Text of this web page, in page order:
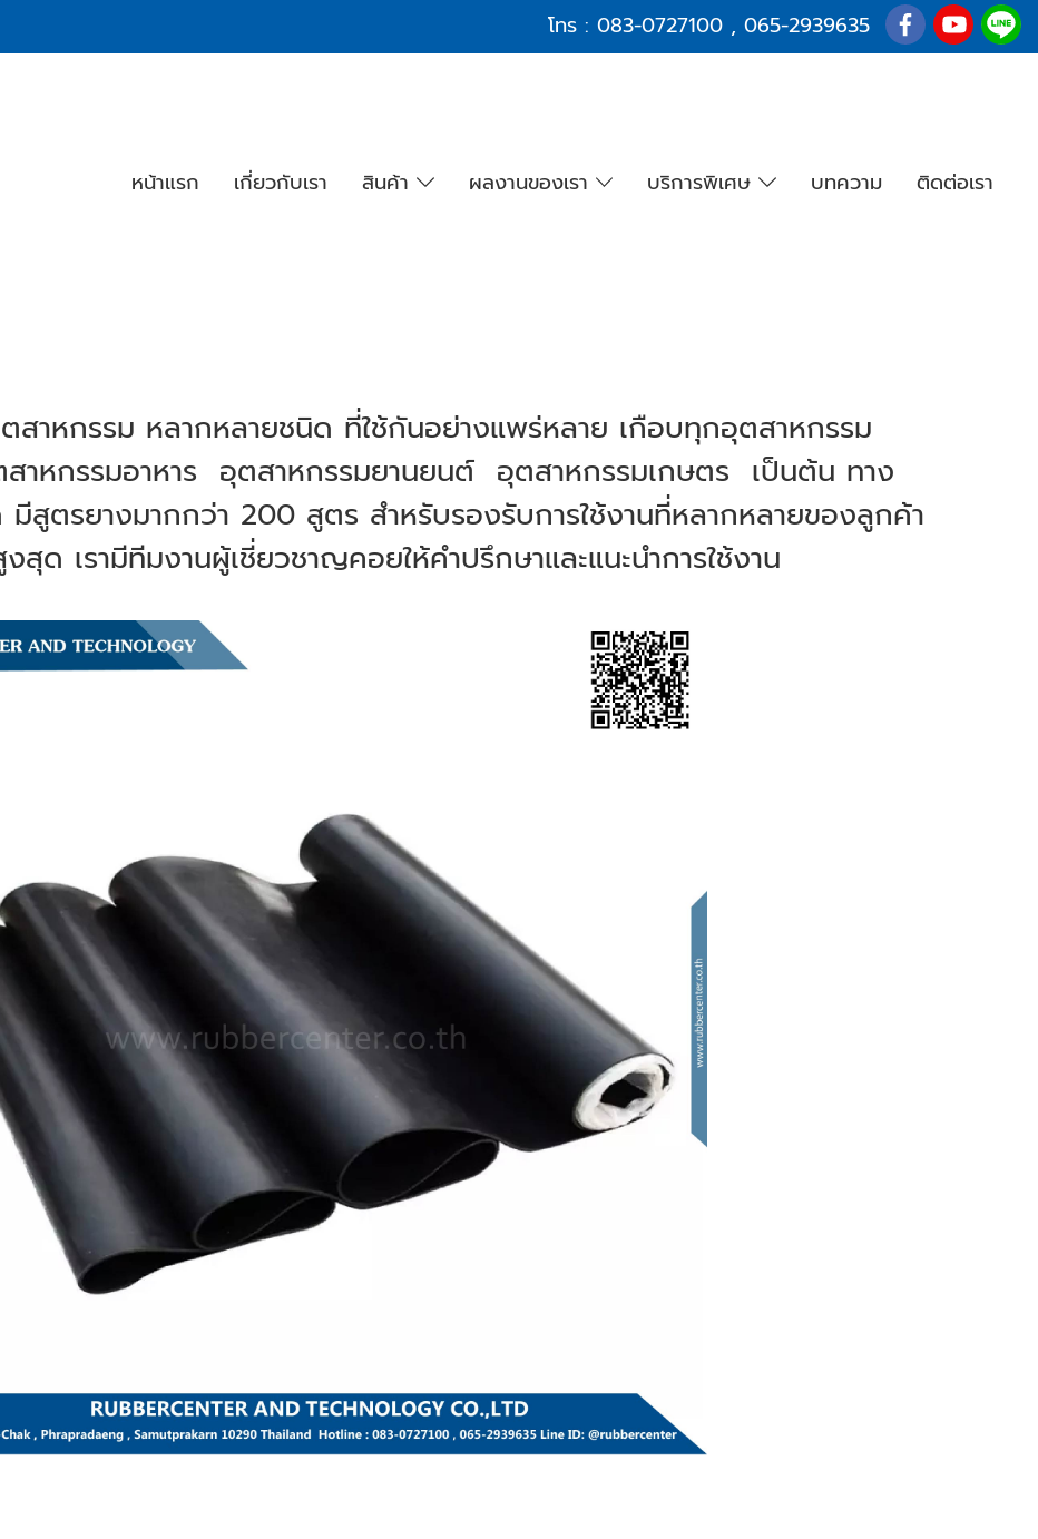
โทร : 083-0727100 , 065-2939635
หน้าแรก เกี่ยวกับเรา สินค้า ผลงานของเรา บริการพิเศษ บทความ ติดต่อเรา
สาหกรรม หลากหลายชนิด ที่ใช้กันอย่างแพร่หลาย เกือบทุกอุตสาหกรรม
าหกรรมอาหาร อุตสาหกรรมยานยนต์ อุตสาหกรรมเกษตร เป็นต้น ทาง
มีสูตรยางมากกว่า 200 สูตร สำหรับรองรับการใช้งานที่หลากหลายของลูกค้า
สุด เรามีทีมงานผู้เชี่ยวชาญคอยให้คำปรึกษาและแนะนำการใช้งาน